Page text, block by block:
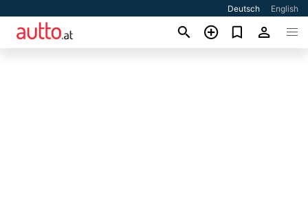
Deutsch English